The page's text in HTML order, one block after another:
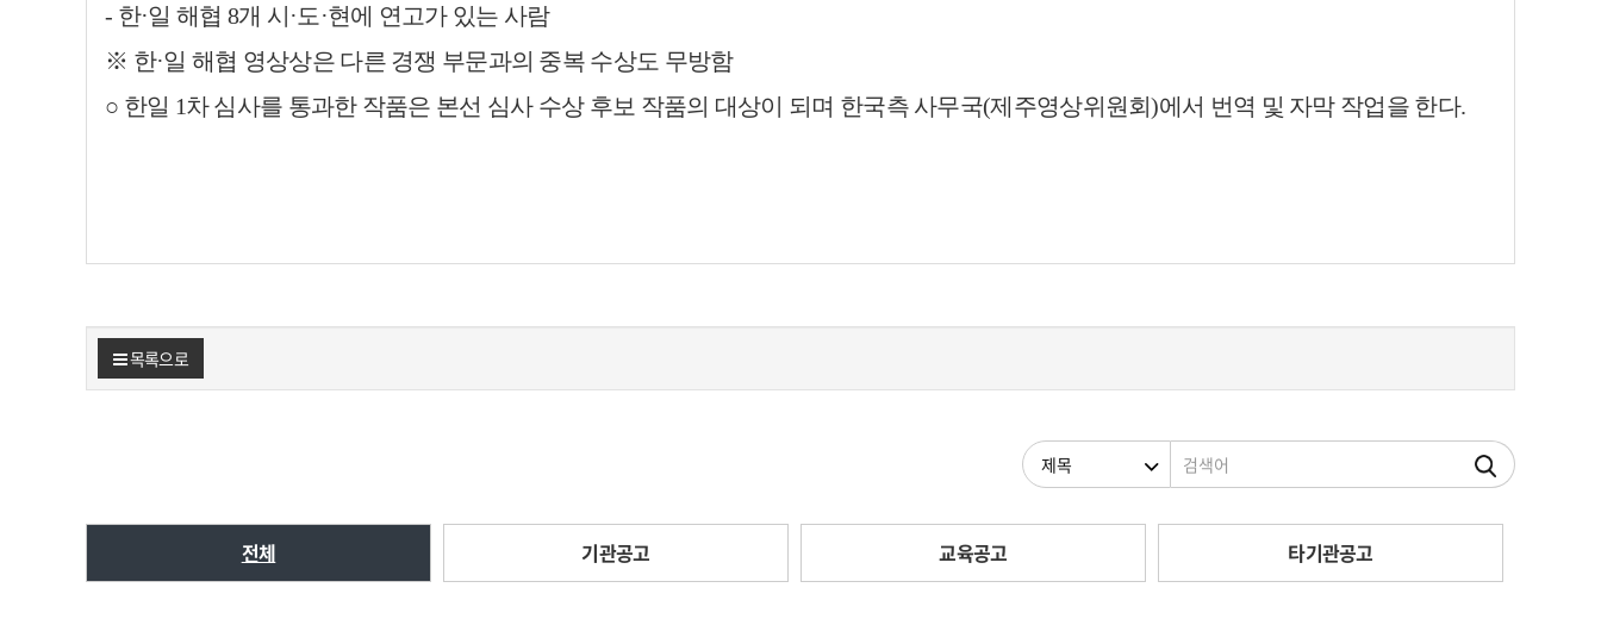
- 한·일 해협 8개 시·도·현에 연고가 있는 사람
※ 한·일 해협 영상상은 다른 경쟁 부문과의 중복 수상도 무방함
○ 한일 1차 심사를 통과한 작품은 본선 심사 수상 후보 작품의 대상이 되며 한국측 사무국(제주영상위원회)에서 번역 및 자막 작업을 한다.
목록으로
검색조건 검색어
전체 기관공고 교육공고 타기관공고